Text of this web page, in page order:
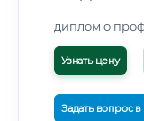
диплом о
Узнать цену
Задать вопрос